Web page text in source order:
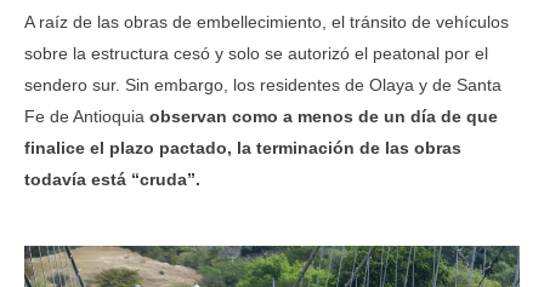
A raíz de las obras de embellecimiento, el tránsito de vehículos
sobre la estructura cesó y solo se autorizó el peatonal por el
sendero sur. Sin embargo, los residentes de Olaya y de Santa
Fe de Antioquia observan como a menos de un día de que
finalice el plazo pactado, la terminación de las obras
todavía está “cruda”.